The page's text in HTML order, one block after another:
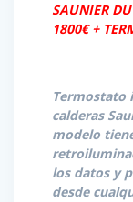
SAUNIER
1800€ +
Termostato
calderas
modelo
los datos y
desde